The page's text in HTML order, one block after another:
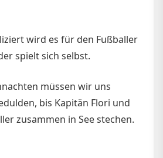
wird es für den Fußballer
spielt sich selbst.
müssen wir uns
bis Kapitän Flori und
zusammen in See stechen.